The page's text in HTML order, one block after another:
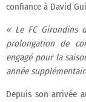
confiance à David
« Le FC Girondins
prolongation de
engagé pour la
année
Depuis son arrivée